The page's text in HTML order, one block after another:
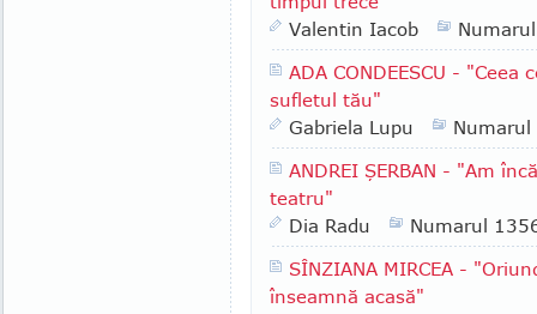
Valentin Iacob
ADA CONDEESCU -
sufletul tău"
Gabriela Lupu
ANDREI ŞERBAN - "Am
teatru"
Dia Radu
Numarul
SÎNZIANA MIRCEA -
înseamnă acasă"